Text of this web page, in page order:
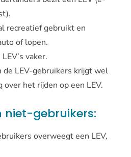
recreatief gebruikt en
of lopen.
vaker.
de LEV-gebruikers krijgt wel
over het rijden op een LEV.
niet-gebruikers:
overweegt een LEV,